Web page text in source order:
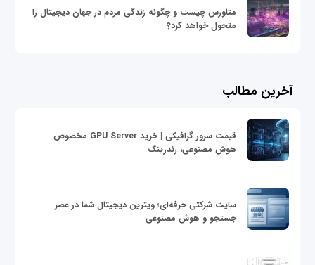
متاورس چیست و چگونه زندگی مردم در جهان دیجیتال را
متحول خواهد کرد؟
آخرین مطالب
قیمت سرور گرافیکی | خرید GPU Server مخصوص
هوش مصنوعی، رندرینگ
سایت شرکتی حرفه‌ای؛ ویترین دیجیتال شما در عصر
جستجو و هوش مصنوعی